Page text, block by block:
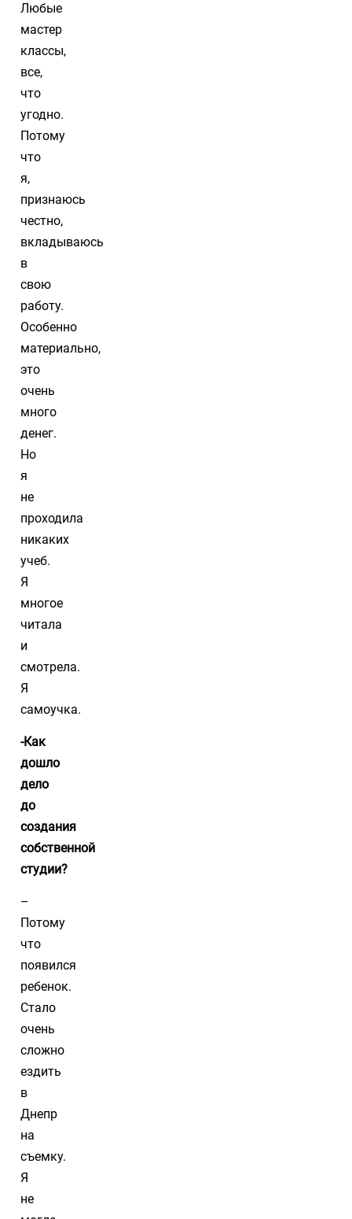
Любые
мастер
классы,
все,
что
угодно.
Потому
что
я,
признаюсь
честно,
вкладываюсь
в
свою
работу.
Особенно
материально,
это
очень
много
денег.
Но
я
не
проходила
никаких
учеб.
Я
многое
читала
и
смотрела.
Я
самоучка.
-Как
дошло
дело
до
создания
собственной
студии?
–
Потому
что
появился
ребенок.
Стало
очень
сложно
ездить
в
Днепр
на
съемку.
Я
не